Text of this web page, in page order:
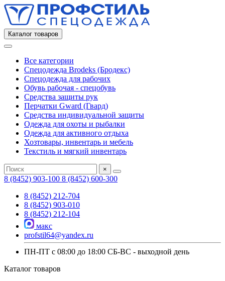
Каталог товаров
Все категории
Спецодежда Brodeks (Бродекс)
Спецодежда для рабочих
Обувь рабочая - спецобувь
Средства защиты рук
Перчатки Gward (Гвард)
Средства индивидуальной защиты
Одежда для охоты и рыбалки
Одежда для активного отдыха
Хозтовары, инвентарь и мебель
Текстиль и мягкий инвентарь
×
8 (8452) 903-100 8 (8452) 600-300
8 (8452) 212-704
8 (8452) 903-010
8 (8452) 212-104
макс
profstil64@yandex.ru
ПН-ПТ с 08:00 до 18:00 СБ-ВС - выходной день
Каталог товаров